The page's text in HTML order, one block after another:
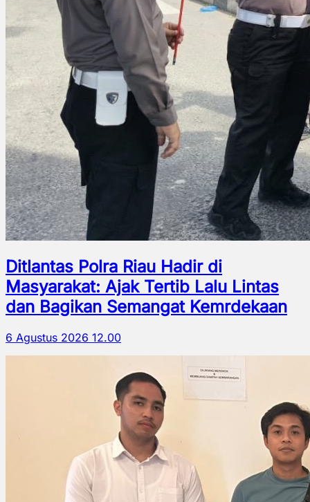
Ditlantas Polra Riau Hadir di
Masyarakat: Ajak Tertib Lalu Lintas
dan Bagikan Semangat Kemrdekaan
6 Agustus 2026 12.00